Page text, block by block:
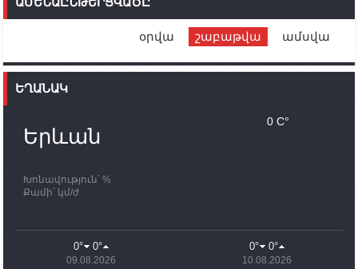
ունեն. կիպրոսցի խորհրդարանականը՝ Ալեն
Ֆրանսիայի ԱԳ նախարարը կայցելի Հայաստան
պատասխանատուներ կմնան ԼՂ-ում՝ մինչև
որոնողափրկարարական աշխատանքների
11:03
ՄԱԿ-ի առաքելությունը շատ, շատ, շատ օգտակար
Ադրբեջանի փոխվարչապետն այսօր կմեկնի
Ստեփանակերտ
օրվա շաբաթվա ամսվա
ԵՂԱՆԱԿ
Երևան
Խոնավություն՝ %
Քամի՝ կմ/ժ
0 C°
0° 0°
09.08.2026
0° 0°
10.08.2026